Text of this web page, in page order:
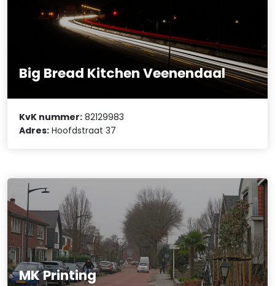
Big Bread Kitchen Veenendaal
KvK nummer: 82129983
Adres: Hoofdstraat 37
MK Printing